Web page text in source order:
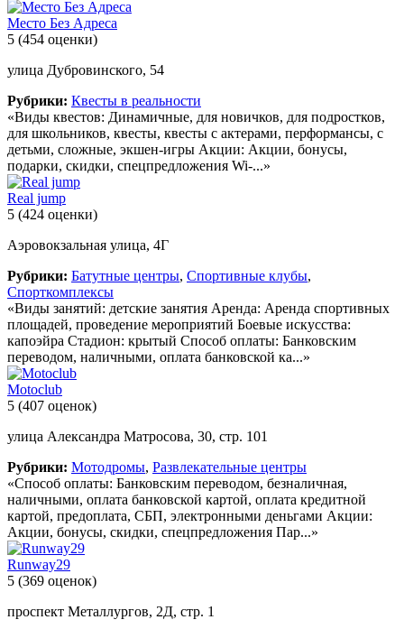
Место Без Адреса
5 (454 оценки)
улица Дубровинского, 54
Рубрики: Квесты в реальности
«Виды квестов: Динамичные, для новичков, для подростков,
для школьников, квесты, квесты с актерами, перформансы, с
детьми, сложные, экшен-игры Акции: Акции, бонусы,
подарки, скидки, спецпредложения Wi-...»
Real jump
5 (424 оценки)
Аэровокзальная улица, 4Г
Рубрики: Батутные центры, Спортивные клубы,
Спорткомплексы
«Виды занятий: детские занятия Аренда: Аренда спортивных
площадей, проведение мероприятий Боевые искусства:
капоэйра Стадион: крытый Способ оплаты: Банковским
переводом, наличными, оплата банковской ка...»
Motoclub
5 (407 оценок)
улица Александра Матросова, 30, стр. 101
Рубрики: Мотодромы, Развлекательные центры
«Способ оплаты: Банковским переводом, безналичная,
наличными, оплата банковской картой, оплата кредитной
картой, предоплата, СБП, электронными деньгами Акции:
Акции, бонусы, скидки, спецпредложения Пар...»
Runway29
5 (369 оценок)
проспект Металлургов, 2Д, стр. 1